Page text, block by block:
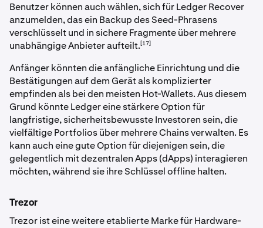
Benutzer können auch wählen, sich für Ledger Recover
anzumelden, das ein Backup des Seed-Phrasens
verschlüsselt und in sichere Fragmente über mehrere
unabhängige Anbieter aufteilt. [17]
Anfänger könnten die anfängliche Einrichtung und die
Bestätigungen auf dem Gerät als komplizierter
empfinden als bei den meisten Hot-Wallets. Aus diesem
Grund könnte Ledger eine stärkere Option für
langfristige, sicherheitsbewusste Investoren sein, die
vielfältige Portfolios über mehrere Chains verwalten. Es
kann auch eine gute Option für diejenigen sein, die
gelegentlich mit dezentralen Apps (dApps) interagieren
möchten, während sie ihre Schlüssel offline halten.
Trezor
Trezor ist eine weitere etablierte Marke für Hardware-